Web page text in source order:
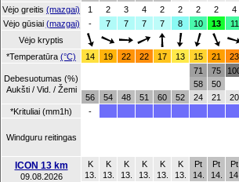
Vėjo greitis (mazgai) 1 2 3 4 2 2 2 2
4
Vėjo gūsiai (mazgai) - 7 7 7 7 8 10 13
11
Vėjo kryptis
*Temperatūra (°C) 14 19 22 22 17 13 15 21 23
Debesuotumas (%)
Aukšti / Vid. / Žemi
56
54 48 51 60 52
71
58
24
75
50
21
20
*Krituliai (mm1h)
-
Windguru reitingas
ICON 13 km
09.08.2026
K
13.
K
13.
K
13.
K
13.
K
13.
K
13.
Pt
14.
Pt
14.
Pt